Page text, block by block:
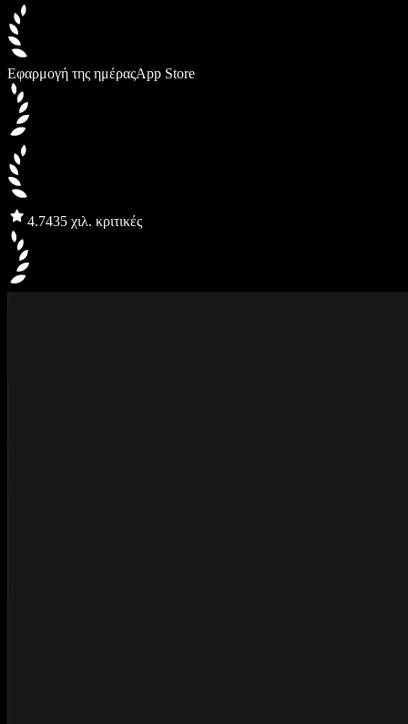
Εφαρμογή της ημέραςApp Store
4.7435 χιλ. κριτικές